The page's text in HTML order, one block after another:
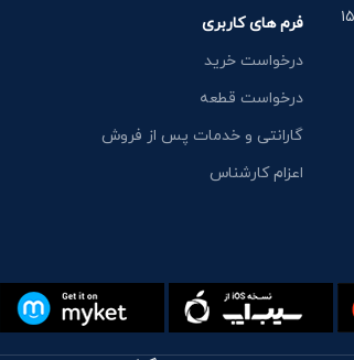
آدرس دفتر: خیابان مقدس اردبیلی، نبش خیابان شاد آور، پلاک ۱۵
فرم های کاربری
درخواست خرید
درخواست قطعه
گارانتی و خدمات پس از فروش
اعزام کارشناس